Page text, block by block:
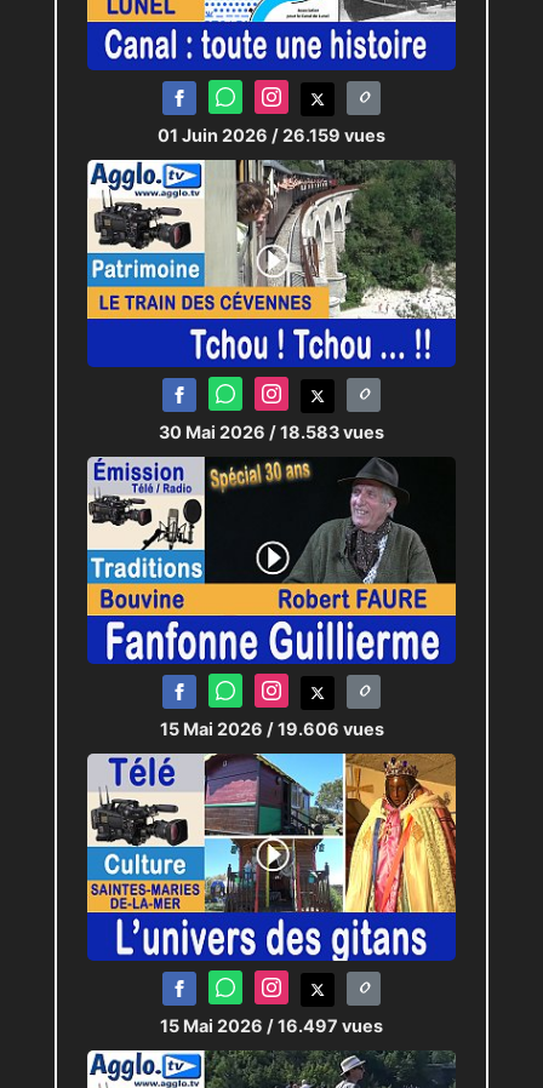
01 Juin 2026 / 26.159 vues
30 Mai 2026 / 18.583 vues
15 Mai 2026 / 19.606 vues
15 Mai 2026 / 16.497 vues